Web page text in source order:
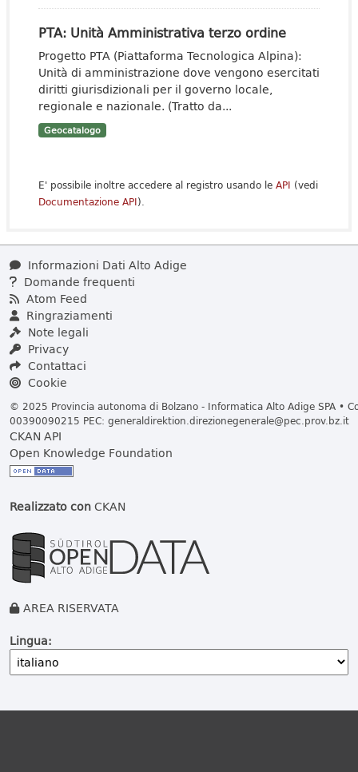
PTA: Unità Amministrativa terzo ordine
Progetto PTA (Piattaforma Tecnologica Alpina):
Unità di amministrazione dove vengono esercitati
diritti giurisdizionali per il governo locale,
regionale e nazionale. (Tratto da...
Geocatalogo
E' possibile inoltre accedere al registro usando le API (vedi
Documentazione API).
Informazioni Dati Alto Adige
Domande frequenti
Atom Feed
Ringraziamenti
Note legali
Privacy
Contattaci
Cookie
© 2025 Provincia autonoma di Bolzano - Informatica Alto Adige SPA •
00390090215 PEC: generaldirektion.direzionegenerale@pec.prov.bz.it
CKAN API
Open Knowledge Foundation
Realizzato conCKAN
AREA RISERVATA
Lingua